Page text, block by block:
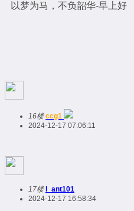
以梦为马，不负韶华-早上好
16楼 ccg1
2024-12-17 07:06:11
17楼
l_ant101
2024-12-17 16:58:34